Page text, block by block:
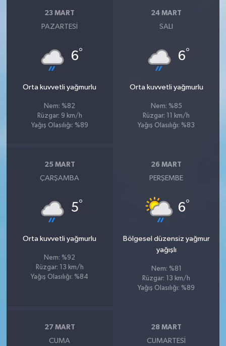
23 MART
PAZARTESI
6°
Orta kuvvetli yağmurlu
Nem: %82
Rüzgar: 9 km/h
Yağış Olasılığı: %89
24 MART
SALI
6°
Orta kuvvetli yağmurlu
Nem: %85
Rüzgar: 11 km/h
Yağış Olasılığı: %83
25 MART
ÇARŞAMBA
5°
Orta kuvvetli yağmurlu
Nem: %92
Rüzgar: 13 km/h
Yağış Olasılığı: %84
26 MART
PERŞEMBE
6°
Bölgesel düzensiz yağmur
yağışlı
Nem: %81
Rüzgar: 13 km/h
Yağış Olasılığı: %89
27 MART
CUMA
28 MART
CUMARTESI